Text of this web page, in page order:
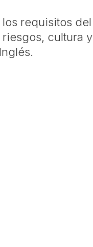
requisitos del
cultura y